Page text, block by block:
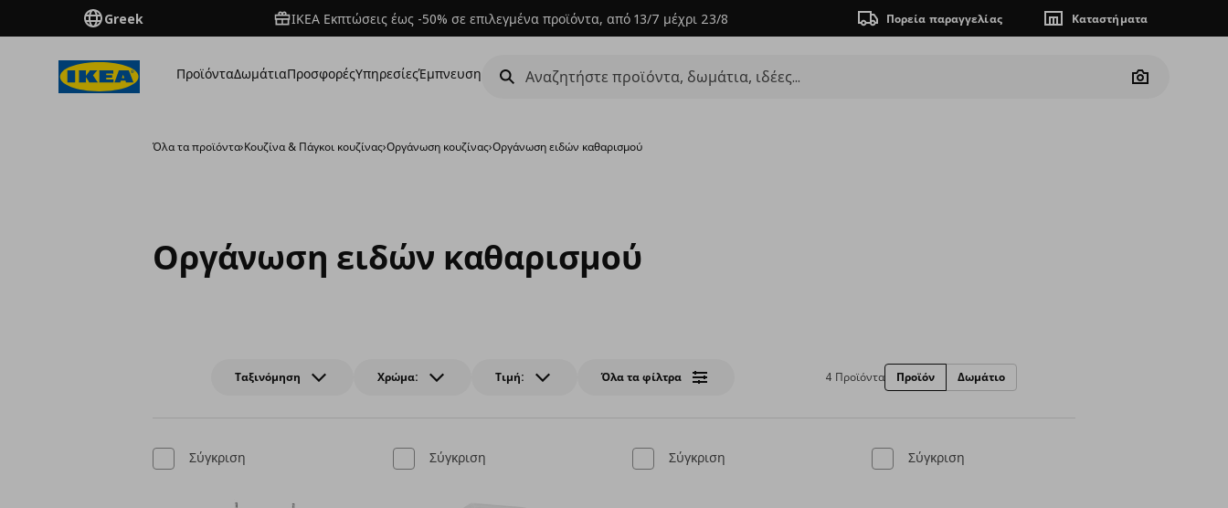
Greek ΙΚΕΑ Εκπτώσεις έως -50% σε επιλεγμένα προϊόντα, από 13/7 μέχρι 23/8 Πορεία παραγγελίας Καταστήματα
ΠροϊόνταΔωμάτιαΠροσφορέςΥπηρεσίεςΈμπνευση
Camera
Όλα τα προϊόντα›Κουζίνα & Πάγκοι κουζίνας›Οργάνωση κουζίνας›Οργάνωση ειδών καθαρισμού
Οργάνωση ειδών καθαρισμού
Ταξινόμηση Χρώμα: Τιμή: Όλα τα φίλτρα 4 Προϊόντα Προϊόν Δωμάτιο
Σύγκριση Σύγκριση Σύγκριση Σύγκριση